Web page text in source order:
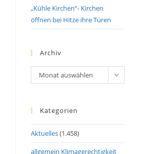
„Kühle Kirchen“- Kirchen
öffnen bei Hitze ihre Türen
Archiv
Archiv
Monat auswählen
Kategorien
Aktuelles(1.458)
allgemein Klimagerechtigkeit